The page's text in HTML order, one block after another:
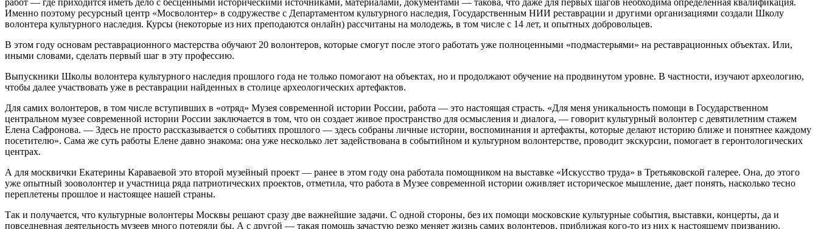
Именно поэтому ресурсный центр «Мосволонтер» в содружестве с Департаментом культурного наследия, Государственным НИИ реставрации и другими организациями создали Школу
волонтера культурного наследия. Курсы (некоторые из них преподаются онлайн) рассчитаны на молодежь, в том числе с 14 лет, и опытных добровольцев.
В этом году основам реставрационного мастерства обучают 20 волонтеров, которые смогут после этого работать уже полноценными «подмастерьями» на реставрационных объектах. Или,
иными словами, сделать первый шаг в эту профессию.
Выпускники Школы волонтера культурного наследия прошлого года не только помогают на объектах, но и продолжают обучение на продвинутом уровне. В частности, изучают археологию,
чтобы далее участвовать уже в реставрации найденных в столице археологических артефактов.
Для самих волонтеров, в том числе вступивших в «отряд» Музея современной истории России, работа — это настоящая страсть. «Для меня уникальность помощи в Государственном
центральном музее современной истории России заключается в том, что он создает живое пространство для осмысления и диалога, — говорит культурный волонтер с девятилетним стажем
Елена Сафронова. — Здесь не просто рассказывается о событиях прошлого — здесь собраны личные истории, воспоминания и артефакты, которые делают историю ближе и понятнее каждому
посетителю». Сама же суть работы Елене давно знакома: она уже несколько лет задействована в событийном и культурном волонтерстве, проводит экскурсии, помогает в геронтологических
центрах.
А для москвички Екатерины Караваевой это второй музейный проект — ранее в этом году она работала помощником на выставке «Искусство труда» в Третьяковской галерее. Она, до этого
уже опытный зооволонтер и участница ряда патриотических проектов, отметила, что работа в Музее современной истории оживляет историческое мышление, дает понять, насколько тесно
переплетены прошлое и настоящее нашей страны.
Так и получается, что культурные волонтеры Москвы решают сразу две важнейшие задачи. С одной стороны, без их помощи московские культурные события, выставки, концерты, да и
повседневная деятельность музеев много потеряли бы. А с другой — такая помощь зачастую резко меняет жизнь самих волонтеров, приближая кого-то из них к настоящему призванию.